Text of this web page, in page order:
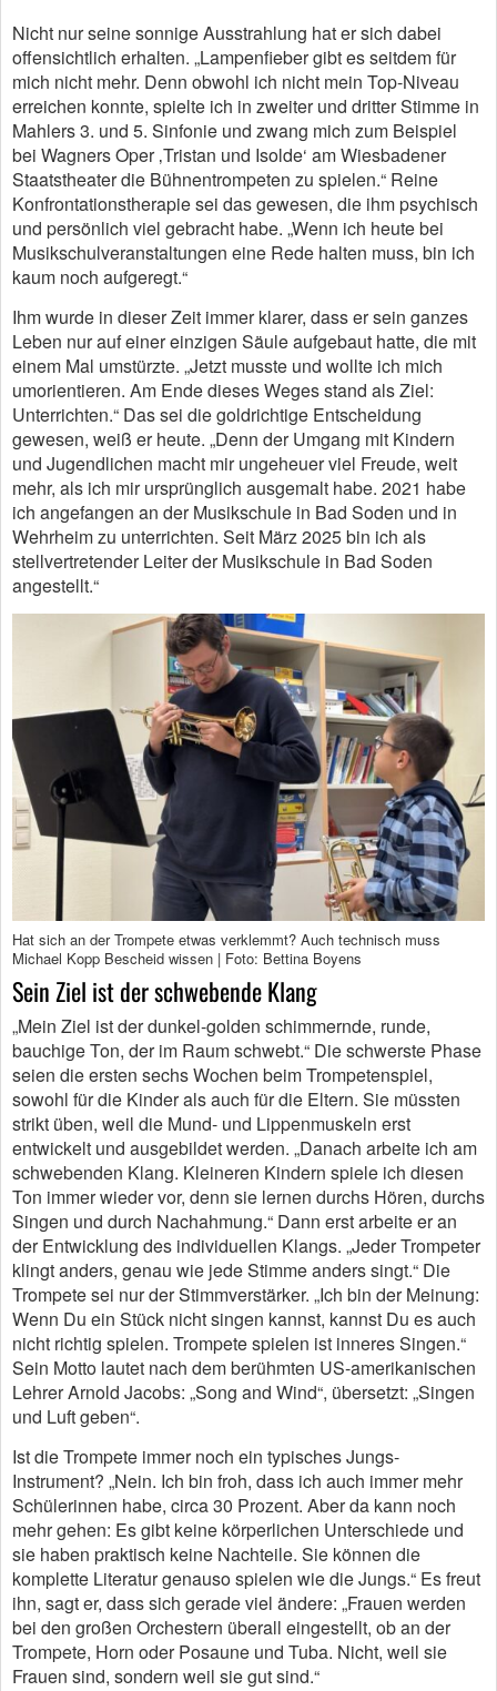
Nicht nur seine sonnige Ausstrahlung hat er sich dabei
offensichtlich erhalten. „Lampenfieber gibt es seitdem für
mich nicht mehr. Denn obwohl ich nicht mein Top-Niveau
erreichen konnte, spielte ich in zweiter und dritter Stimme in
Mahlers 3. und 5. Sinfonie und zwang mich zum Beispiel
bei Wagners Oper ‚Tristan und Isolde‘ am Wiesbadener
Staatstheater die Bühnentrompeten zu spielen.“ Reine
Konfrontationstherapie sei das gewesen, die ihm psychisch
und persönlich viel gebracht habe. „Wenn ich heute bei
Musikschulveranstaltungen eine Rede halten muss, bin ich
kaum noch aufgeregt.“
Ihm wurde in dieser Zeit immer klarer, dass er sein ganzes
Leben nur auf einer einzigen Säule aufgebaut hatte, die mit
einem Mal umstürzte. „Jetzt musste und wollte ich mich
umorientieren. Am Ende dieses Weges stand als Ziel:
Unterrichten.“ Das sei die goldrichtige Entscheidung
gewesen, weiß er heute. „Denn der Umgang mit Kindern
und Jugendlichen macht mir ungeheuer viel Freude, weit
mehr, als ich mir ursprünglich ausgemalt habe. 2021 habe
ich angefangen an der Musikschule in Bad Soden und in
Wehrheim zu unterrichten. Seit März 2025 bin ich als
stellvertretender Leiter der Musikschule in Bad Soden
angestellt.“
Hat sich an der Trompete etwas verklemmt? Auch technisch muss
Michael Kopp Bescheid wissen | Foto: Bettina Boyens
Sein Ziel ist der schwebende Klang
„Mein Ziel ist der dunkel-golden schimmernde, runde,
bauchige Ton, der im Raum schwebt.“ Die schwerste Phase
seien die ersten sechs Wochen beim Trompetenspiel,
sowohl für die Kinder als auch für die Eltern. Sie müssten
strikt üben, weil die Mund- und Lippenmuskeln erst
entwickelt und ausgebildet werden. „Danach arbeite ich am
schwebenden Klang. Kleineren Kindern spiele ich diesen
Ton immer wieder vor, denn sie lernen durchs Hören, durchs
Singen und durch Nachahmung.“ Dann erst arbeite er an
der Entwicklung des individuellen Klangs. „Jeder Trompeter
klingt anders, genau wie jede Stimme anders singt.“ Die
Trompete sei nur der Stimmverstärker. „Ich bin der Meinung:
Wenn Du ein Stück nicht singen kannst, kannst Du es auch
nicht richtig spielen. Trompete spielen ist inneres Singen.“
Sein Motto lautet nach dem berühmten US-amerikanischen
Lehrer Arnold Jacobs: „Song and Wind“, übersetzt: „Singen
und Luft geben“.
Ist die Trompete immer noch ein typisches Jungs-
Instrument? „Nein. Ich bin froh, dass ich auch immer mehr
Schülerinnen habe, circa 30 Prozent. Aber da kann noch
mehr gehen: Es gibt keine körperlichen Unterschiede und
sie haben praktisch keine Nachteile. Sie können die
komplette Literatur genauso spielen wie die Jungs.“ Es freut
ihn, sagt er, dass sich gerade viel ändere: „Frauen werden
bei den großen Orchestern überall eingestellt, ob an der
Trompete, Horn oder Posaune und Tuba. Nicht, weil sie
Frauen sind, sondern weil sie gut sind.“